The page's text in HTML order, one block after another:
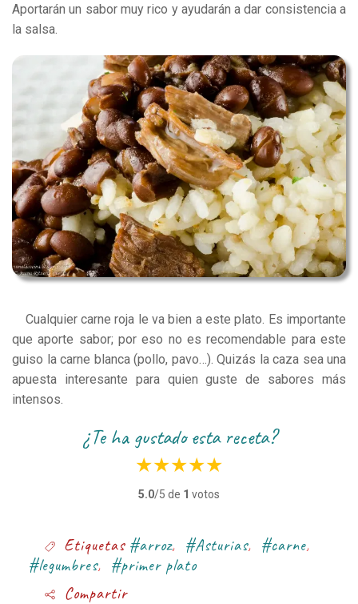
Aportarán un sabor muy rico y ayudarán a dar consistencia a
la salsa.
Cualquier carne roja le va bien a este plato. Es importante
que aporte sabor; por eso no es recomendable para este
guiso la carne blanca (pollo, pavo…). Quizás la caza sea una
apuesta interesante para quien guste de sabores más
intensos.
¿te ha gustado esta receta?
★
★
★
★
★
5.0/5 de 1 votos
Etiquetas #arroz, #Asturias, #carne,
#legumbres, #primer plato
Compartir